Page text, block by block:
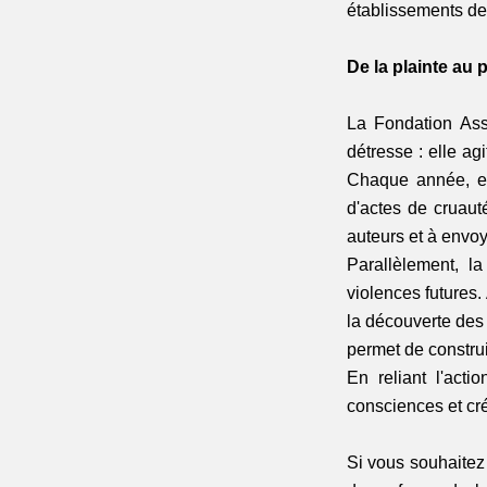
établissements
De la plainte
La Fondation
détresse : elle
Chaque année,
d'actes de
auteurs et à
Parallèlement,
violences
la découverte
permet de
En reliant
consciences et
Si vous